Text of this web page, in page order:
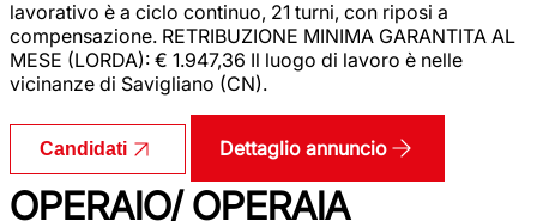
lavorativo è a ciclo continuo, 21 turni, con riposi a
compensazione. RETRIBUZIONE MINIMA GARANTITA AL
MESE (LORDA): € 1.947,36 Il luogo di lavoro è nelle
vicinanze di Savigliano (CN).
Candidati Dettaglio annuncio
OPERAIO/ OPERAIA